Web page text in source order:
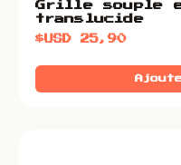
Grille souple
translucide
$USD25,90